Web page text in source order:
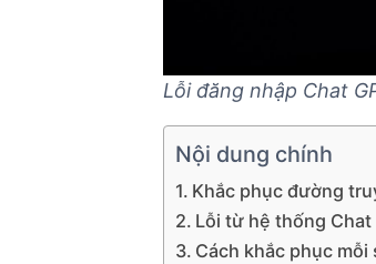
Lỗi đăng nhập Chat
Nội dung chính
Khắc phục đường
Lỗi từ hệ thống Chat
Cách khắc phục mỗi